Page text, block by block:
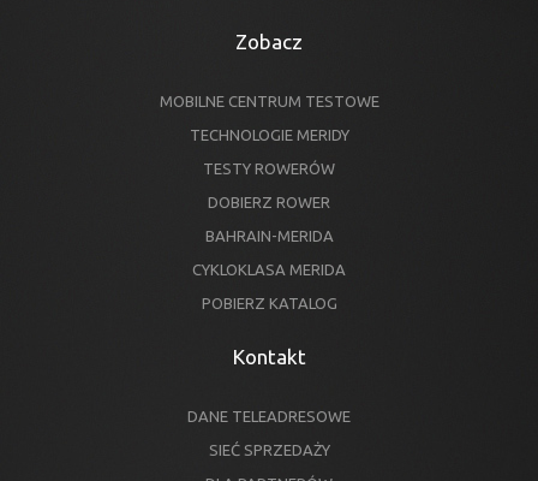
Zobacz
MOBILNE CENTRUM TESTOWE
TECHNOLOGIE MERIDY
TESTY ROWERÓW
DOBIERZ ROWER
BAHRAIN-MERIDA
CYKLOKLASA MERIDA
POBIERZ KATALOG
Kontakt
DANE TELEADRESOWE
SIEĆ SPRZEDAŻY